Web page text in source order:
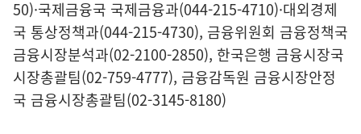
50)·국제금융국 국제금융과(044-215-4710)·대외경제
국 통상정책과(044-215-4730), 금융위원회 금융정책국
금융시장분석과(02-2100-2850), 한국은행 금융시장국
시장총괄팀(02-759-4777), 금융감독원 금융시장안정
국 금융시장총괄팀(02-3145-8180)